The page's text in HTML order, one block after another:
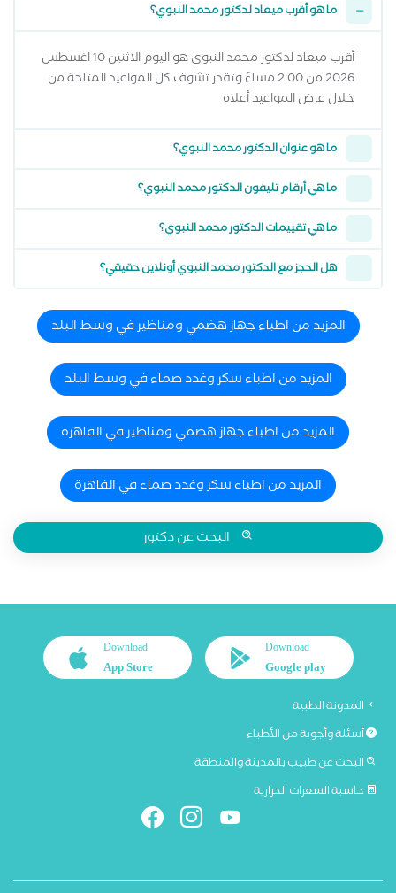
ما هو أقرب ميعاد لدكتور محمد النبوي؟
أقرب ميعاد لدكتور محمد النبوي هو اليوم الاثنين 10 اغسطس
2026 من 2:00 مساءً وتقدر تشوف كل المواعيد المتاحة من
خلال عرض المواعيد أعلاه
ما هو عنوان الدكتور محمد النبوي؟
ما هي أرقام تليفون الدكتور محمد النبوي؟
ما هي تقييمات الدكتور محمد النبوي؟
هل الحجز مع الدكتور محمد النبوي أونلاين حقيقي؟
المزيد من اطباء جهاز هضمي ومناظير في وسط البلد
المزيد من اطباء سكر وغدد صماء في وسط البلد
المزيد من اطباء جهاز هضمي ومناظير في القاهرة
المزيد من اطباء سكر وغدد صماء في القاهرة
البحث عن دكتور
Download
Google play
Download
App Store
المدونة الطبية
أسئلة وأجوبة من الأطباء
البحث عن طبيب بالمدينة والمنطقة
حاسبة السعرات الحرارية